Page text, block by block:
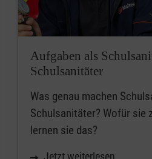
Aufgaben als
Schulsanitäter
Was genau machen
Schulsanitäter? Wofür sie
lernen sie das?